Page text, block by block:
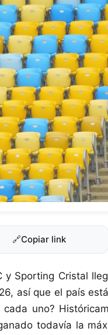
🔗Copiar link
y Sporting Cristal
así que el país
uno?
todavía la